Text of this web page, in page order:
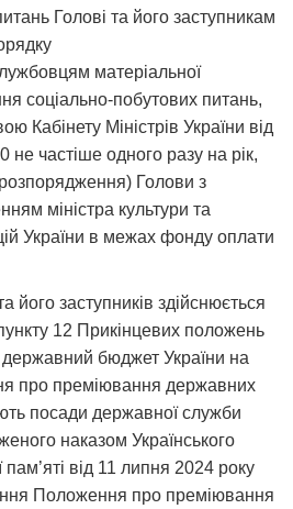
Голові та його заступникам
матеріальної
соціально-побутових питань,
Кабінету Міністрів України від
частіше одного разу на рік,
Голови з
міністра культури та
України в межах фонду оплати
його заступників здійснюється
12 Прикінцевих положень
бюджет України на
про преміювання державних
посади державної служби
наказом Українського
пам’яті від 11 липня 2024 року
Положення про преміювання